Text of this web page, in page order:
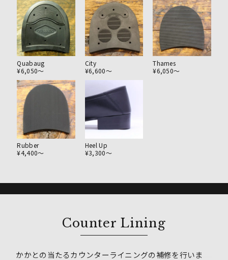
Quabaug
¥6,050〜
City
¥6,600〜
Thames
¥6,050〜
Rubber
¥4,400〜
Heel Up
¥3,300〜
Counter Lining
かかとの当たるカウンターライニングの補修を行いま